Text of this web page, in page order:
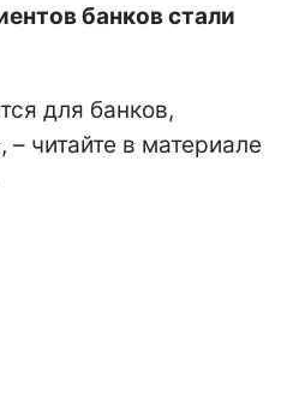
банков стали
для банков,
– читайте в материале